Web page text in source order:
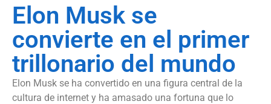
Elon Musk se
convierte en el primer
trillonario del mundo
Elon Musk se ha convertido en una figura central de la
cultura de internet y ha amasado una fortuna que lo